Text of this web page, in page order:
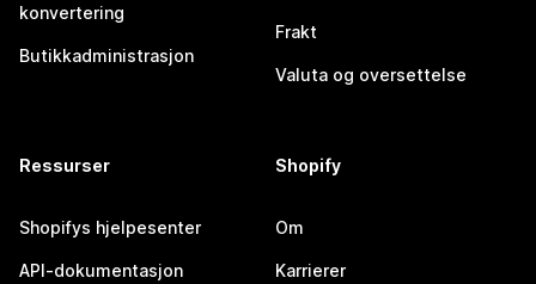
konvertering
Butikkadministrasjon
Frakt
Valuta og oversettelse
Ressurser
Shopifys hjelpesenter
API-dokumentasjon
Shopify
Om
Karrierer